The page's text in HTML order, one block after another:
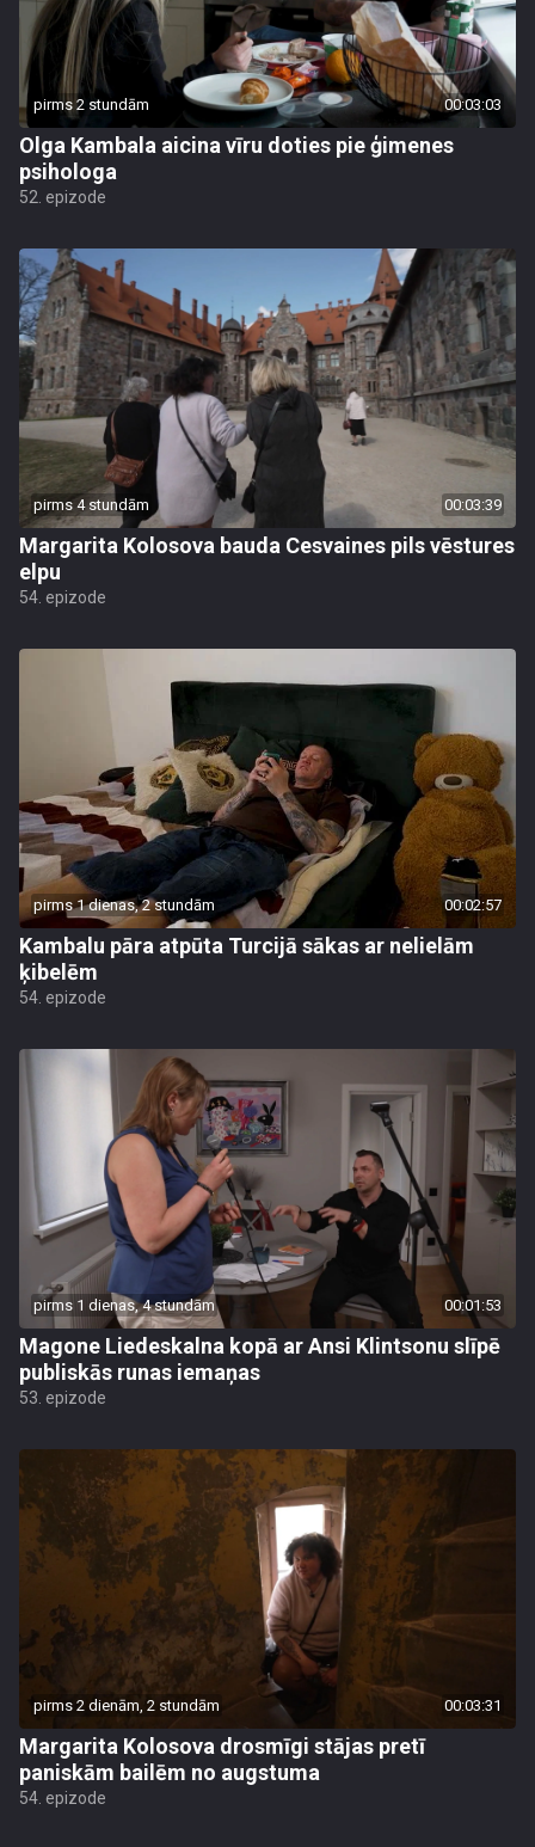
pirms 2 stundām 00:03:03
Olga Kambala aicina vīru doties pie ģimenes
psihologa
52. epizode
pirms 4 stundām 00:03:39
Margarita Kolosova bauda Cesvaines pils vēstures
elpu
54. epizode
pirms 1 dienas, 2 stundām 00:02:57
Kambalu pāra atpūta Turcijā sākas ar nelielām
ķibelēm
54. epizode
pirms 1 dienas, 4 stundām 00:01:53
Magone Liedeskalna kopā ar Ansi Klintsonu slīpē
publiskās runas iemaņas
53. epizode
pirms 2 dienām, 2 stundām 00:03:31
Margarita Kolosova drosmīgi stājas pretī
paniskām bailēm no augstuma
54. epizode